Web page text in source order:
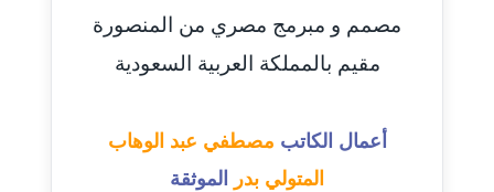
مدونة احمد كريدي
عاملة
مدونة أحمد مليجي
مصمم و مبرمج مصري من المنصورة
مقيم بالمملكة العربية السعودية
أعمال الكاتب مصطفي عبد الوهاب
المتولي بدر الموثقة